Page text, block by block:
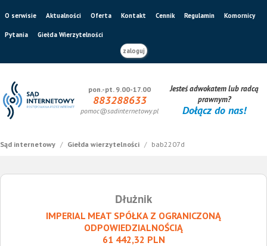
O serwisie Aktualności Oferta Kontakt Cennik Regulamin Komornicy
Pytania
Giełda Wierzytelności
zaloguj
pon.-pt. 9.00-17.00
883288633
pomoc@sadinternetowy.pl
Jesteś adwokatem lub radcą
prawnym?
Dołącz do nas!
Sąd internetowy / Giełda wierzytelności / bab2207d
Dłużnik
IMPERIAL MEAT SPÓŁKA Z OGRANICZONĄ
ODPOWIEDZIALNOŚCIĄ
61 442,32 PLN